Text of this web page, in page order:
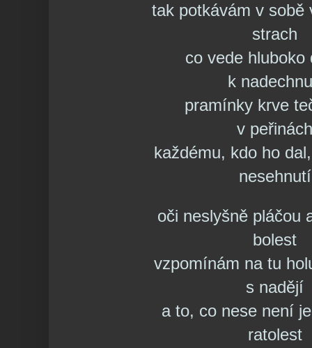
tak potkávám v sobě
strach
co vede hluboko
k
pramínky krve
v
každému, kdo ho
nesehnutí
oči neslyšně pláčou
bolest
vzpomínám na tu
s nadějí
a to, co nese není
ratolest